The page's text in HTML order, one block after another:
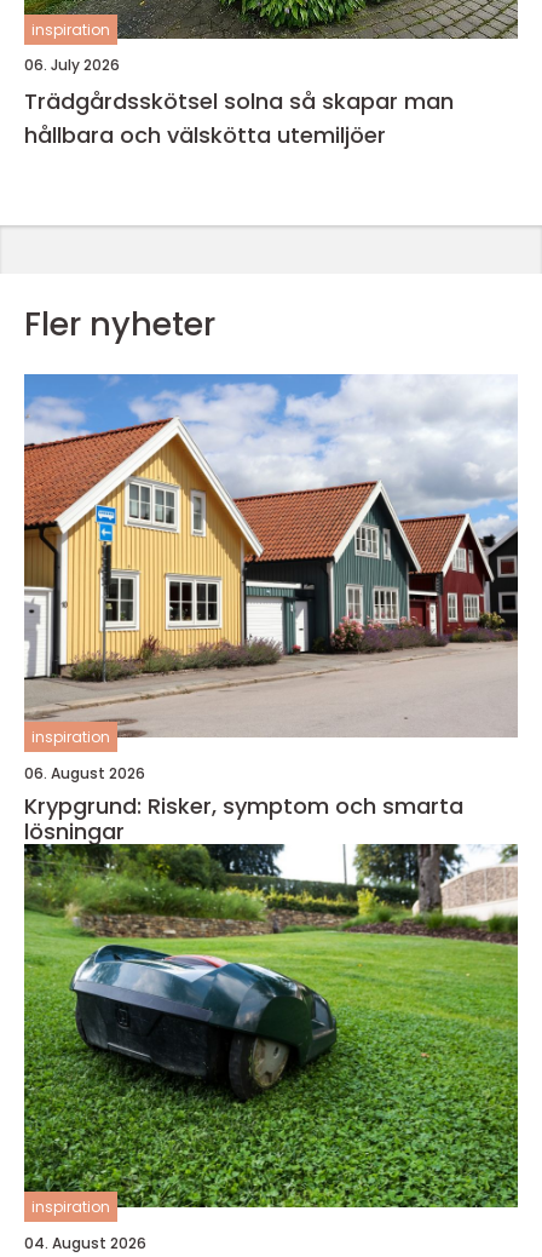
inspiration
06. July 2026
Trädgårdsskötsel solna så skapar man
hållbara och välskötta utemiljöer
Fler nyheter
inspiration
06. August 2026
Krypgrund: Risker, symptom och smarta
lösningar
inspiration
04. August 2026